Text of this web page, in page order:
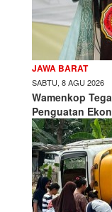
JAWA BARAT
SABTU, 8 AGU 2026
Wamenkop
Penguatan